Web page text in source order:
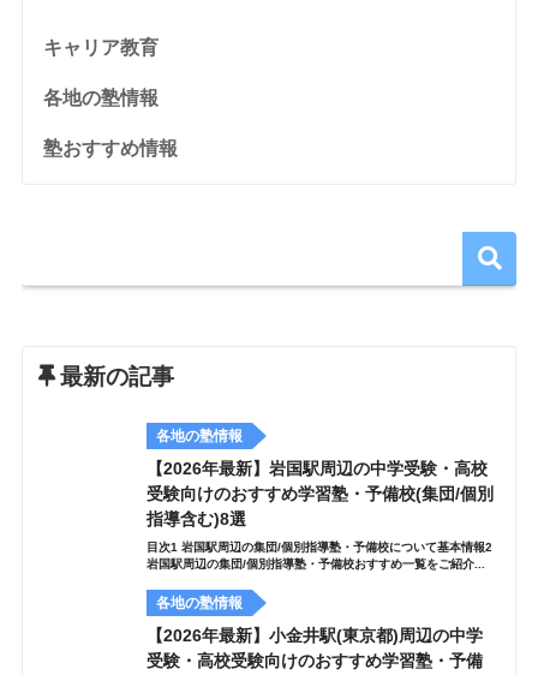
キャリア教育
各地の塾情報
塾おすすめ情報
最新の記事
各地の塾情報
【2026年最新】岩国駅周辺の中学受験・高校
受験向けのおすすめ学習塾・予備校(集団/個別
指導含む)8選
目次1 岩国駅周辺の集団/個別指導塾・予備校について基本情報2
岩国駅周辺の集団/個別指導塾・予備校おすすめ一覧をご紹介...
各地の塾情報
【2026年最新】小金井駅(東京都)周辺の中学
受験・高校受験向けのおすすめ学習塾・予備